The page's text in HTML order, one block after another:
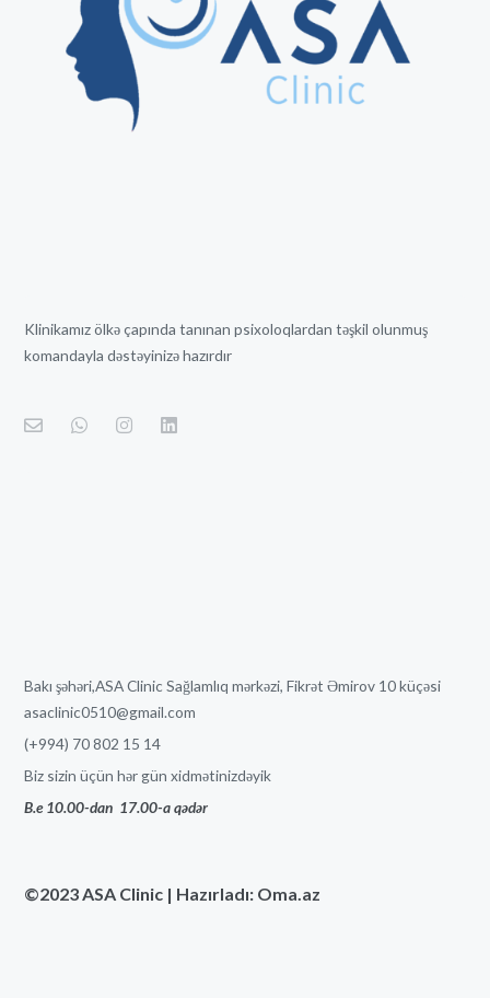
Klinikamız ölkə çapında tanınan psixoloqlardan təşkil olunmuş
komandayla dəstəyinizə hazırdır
Bakı şəhəri,ASA Clinic Sağlamlıq mərkəzi, Fikrət Əmirov 10 küçəsi
asaclinic0510@gmail.com
(+994) 70 802 15 14
Biz sizin üçün hər gün xidmətinizdəyik
B.e 10.00-dan 17.00-a qədər
©2023 ASA Clinic | Hazırladı: Oma.az